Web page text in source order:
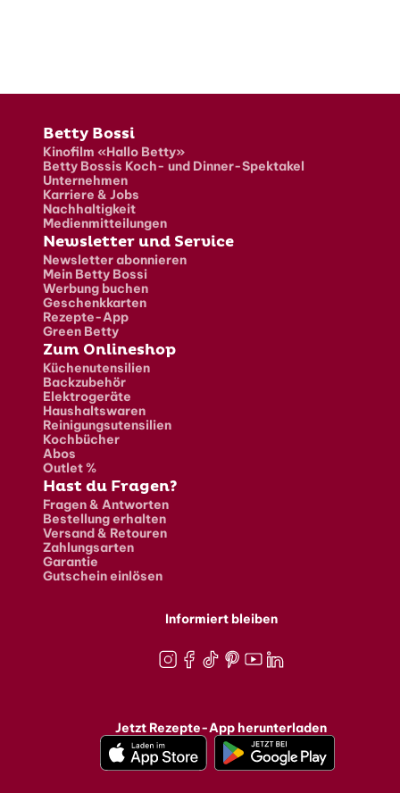
Fusszeile
Betty Bossi
Kinofilm «Hallo Betty»
Betty Bossis Koch- und Dinner-Spektakel
Unternehmen
Karriere & Jobs
Nachhaltigkeit
Medienmitteilungen
Newsletter und Service
Newsletter abonnieren
Mein Betty Bossi
Werbung buchen
Geschenkkarten
Rezepte-App
Green Betty
Zum Onlineshop
Küchenutensilien
Backzubehör
Elektrogeräte
Haushaltswaren
Reinigungsutensilien
Kochbücher
Abos
Outlet %
Hast du Fragen?
Fragen & Antworten
Bestellung erhalten
Versand & Retouren
Zahlungsarten
Garantie
Gutschein einlösen
Informiert bleiben
Jetzt Rezepte-App herunterladen